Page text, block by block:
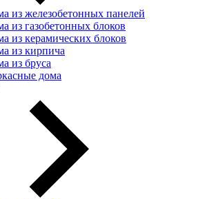
из железобетонных панелей
из газобетонных блоков
из керамических блоков
из кирпича
из бруса
дома